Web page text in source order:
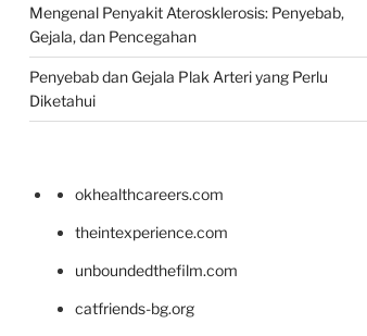
Mengenal Penyakit Aterosklerosis: Penyebab,
Gejala, dan Pencegahan
Penyebab dan Gejala Plak Arteri yang Perlu
Diketahui
okhealthcareers.com
theintexperience.com
unboundedthefilm.com
catfriends-bg.org